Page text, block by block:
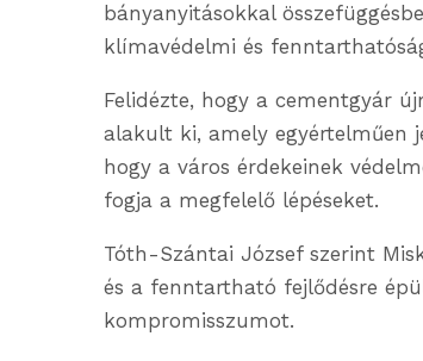
bányanyitásokkal
klímavédelmi és
Felidézte, hogy a cementgyár
alakult ki, amely egyértelműen
hogy a város érdekeinek
fogja a megfelelő lépéseket.
Tóth-Szántai József szerint
és a fenntartható fejlődésre
kompromisszumot.